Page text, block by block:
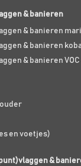
& banieren
& banieren
& banieren
& banieren VOC
en voetjes)
&